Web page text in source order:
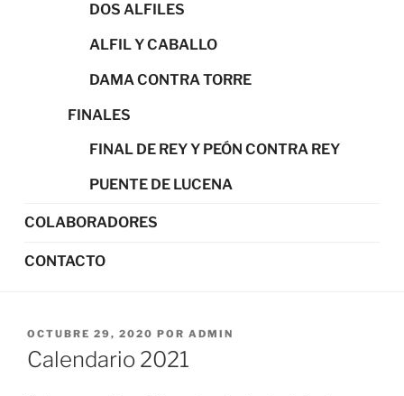
DOS ALFILES
ALFIL Y CABALLO
DAMA CONTRA TORRE
FINALES
FINAL DE REY Y PEÓN CONTRA REY
PUENTE DE LUCENA
COLABORADORES
CONTACTO
PUBLICADO
EL
OCTUBRE 29, 2020 POR ADMIN
Calendario 2021